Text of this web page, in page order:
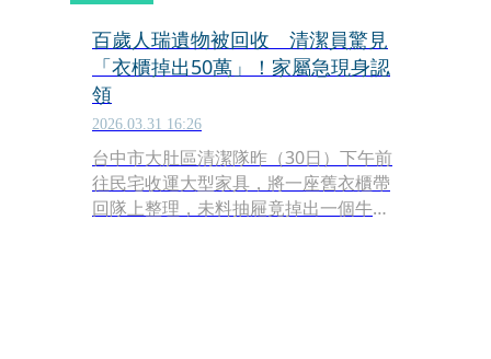
百歲人瑞遺物被回收 清潔員驚見
「衣櫃掉出50萬」！家屬急現身認
領
2026.03.31 16:26
台中市大肚區清潔隊昨（30日）下午前
往民宅收運大型家具，將一座舊衣櫃帶
回隊上整理，未料抽屜竟掉出一個牛皮